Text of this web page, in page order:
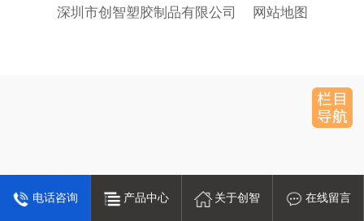
深圳市创智塑胶制品有限公司 网站地图
电话咨询 产品中心 关于创智 在线留言